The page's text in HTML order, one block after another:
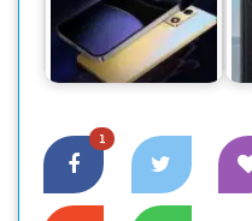
রিভার্স ওয়্যারলেস চার্জিং
কী, আর কীভাবে কাজ
করে
1